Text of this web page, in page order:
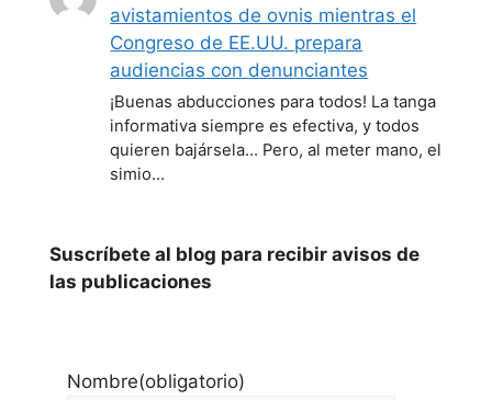
avistamientos de ovnis mientras el
Congreso de EE.UU. prepara
audiencias con denunciantes
¡Buenas abducciones para todos! La tanga
informativa siempre es efectiva, y todos
quieren bajársela... Pero, al meter mano, el
simio…
Suscríbete al blog para recibir avisos de
las publicaciones
Nombre(obligatorio)